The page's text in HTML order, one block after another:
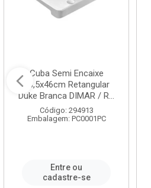
Cuba Semi Encaixe
58,5x46cm Retangular
Duke Branca DIMAR / R...
Código: 294913
Embalagem: PC0001PC
Entre ou
cadastre-se